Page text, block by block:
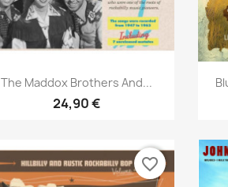
Aperçu rapide
The Maddox Brothers And...
24,90 €
favorite_border